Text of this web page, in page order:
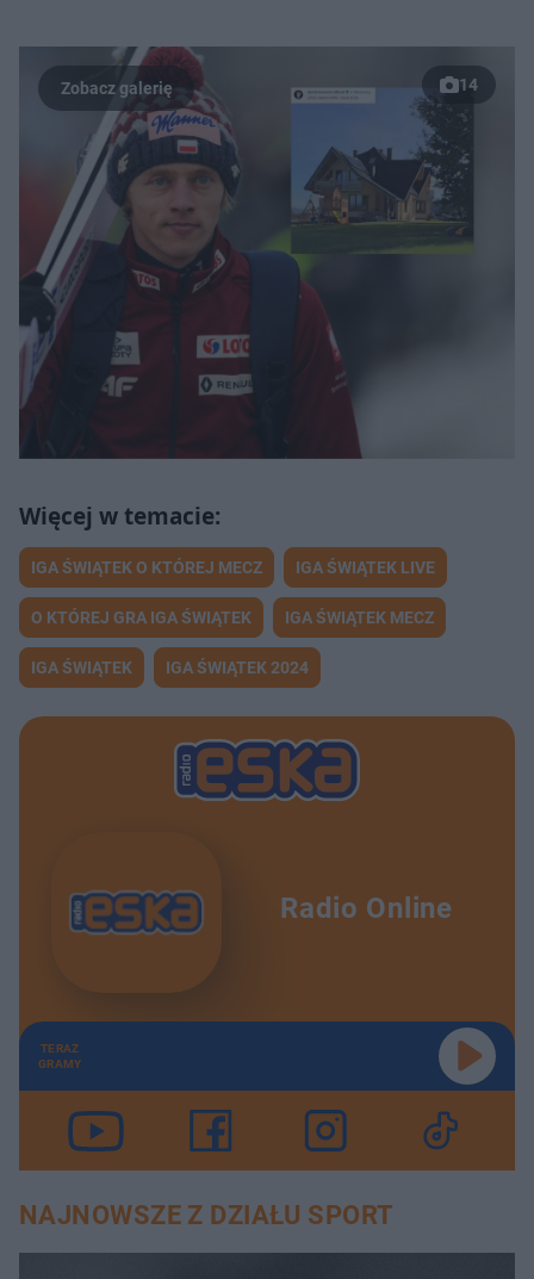
14
IGA ŚWIĄTEK O KTÓREJ MECZ IGA ŚWIĄTEK LIVE
O KTÓREJ GRA IGA ŚWIĄTEK IGA ŚWIĄTEK MECZ
IGA ŚWIĄTEK IGA ŚWIĄTEK 2024
Radio Online
TERAZ
GRAMY
NAJNOWSZE Z DZIAŁU SPORT